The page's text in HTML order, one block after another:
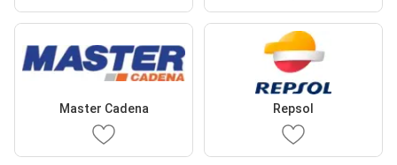
Master Cadena Repsol